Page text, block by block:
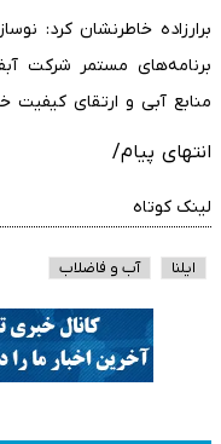
برارزاده خاطرنشان کرد:
برنامه‌های مستمر شرکت
منابع آبی و ارتقای
انتهای پیام/
لینک کوتاه
ایلنا آب و فاضلاب